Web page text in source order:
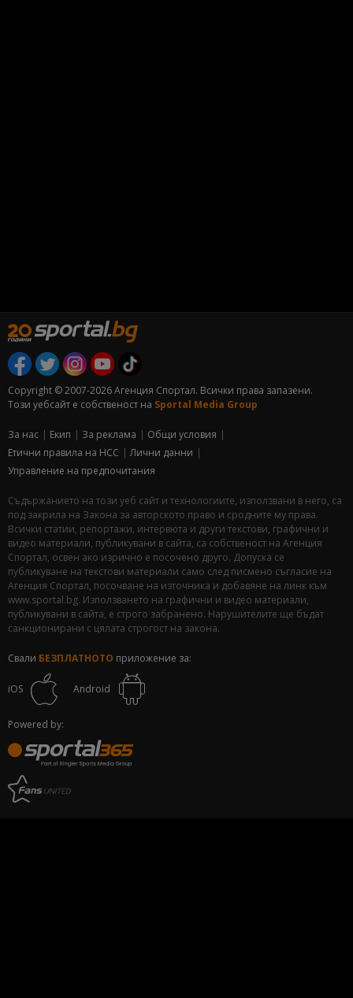
Copyright © 2007-2026 Агенция Спортал. Всички права запазени.
Този уебсайт е собственост на Sportal Media Group
За нас Екип За рекламa
Общи условия
Етични правила на НСС
Лични данни
Управление на предпочитания
Съдържанието на този уеб сайт и технологиите, използвани в него, са
под закрила на Закона за авторското право и сродните му права.
Всички статии, репортажи, интервюта и други текстови, графични и
видео материали, публикувани в сайта, са собственост на Агенция
Спортал, освен ако изрично е посочено друго. Допуска се
публикуване на текстови материали само след писмено съгласие на
Агенция Спортал, посочване на източника и добавяне на линк към
www.sportal.bg. Използването на графични и видео материали,
публикувани в сайта, е строго забранено. Нарушителите ще бъдат
санкционирани с цялата строгост на закона.
Свали БЕЗПЛАТНОТО приложение за:
iOS Android
Powered by: